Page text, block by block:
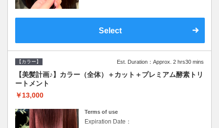
Select
【カラー】 Est. Duration：Approx. 2 hrs30 mins
【美髪計画♪】カラー（全体）＋カット＋プレミアム酵素トリ
ートメント
￥13,000
Terms of use
Expiration Date：